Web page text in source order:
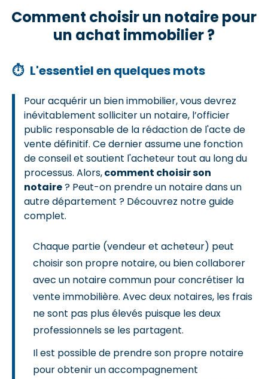
Comment choisir un notaire pour
un achat immobilier ?
⏱ L'essentiel en quelques mots
Pour acquérir un bien immobilier, vous devrez
inévitablement solliciter un notaire, l’officier
public responsable de la rédaction de l'acte de
vente définitif. Ce dernier assume une fonction
de conseil et soutient l'acheteur tout au long du
processus. Alors,comment choisir son
notaire? Peut-on prendre un notaire dans un
autre département ? Découvrez notre guide
complet.
Chaque partie (vendeur et acheteur) peut
choisir son propre notaire, ou bien collaborer
avec un notaire commun pour concrétiser la
vente immobilière. Avec deux notaires, les frais
ne sont pas plus élevés puisque les deux
professionnels se les partagent.
Il est possible de prendre son propre notaire
pour obtenir un accompagnement